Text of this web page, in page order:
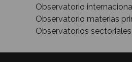
Observatorio
Observatorio materias
Observatorios sectoriales